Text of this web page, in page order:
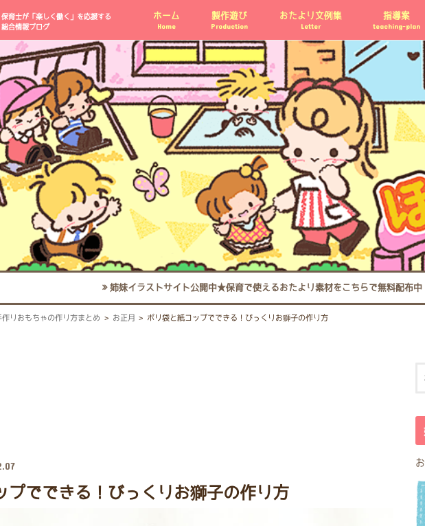
保育士が「楽しく働く」を応援する
総合情報ブログ
ホーム
Home
製作遊び
Production
おたより文例集
Letter
指導案
teaching-plan
姉妹イラストサイト公開中★保育で使えるおたより素材をこちらで無料配布中
りおもちゃの作り方まとめ お正月 ポリ袋と紙コップでできる！びっくりお獅子の作り方
プでできる！びっくりお獅子の作り方